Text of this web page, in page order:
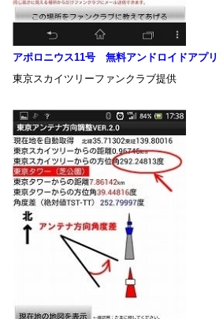
アポロニウス11号 無料アンドロイドアプリ
東京スカイツリーファンクラブ提供